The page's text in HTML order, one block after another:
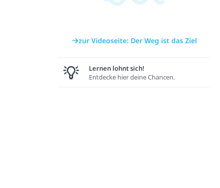
zur Videoseite: Der Weg ist das Ziel
Lernen lohnt sich!
Entdecke hier deine Chancen.